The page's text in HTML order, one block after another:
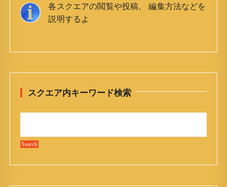
各スクエアの閲覧や投稿、 編集方法などを
説明するよ
スクエア内キーワード検索